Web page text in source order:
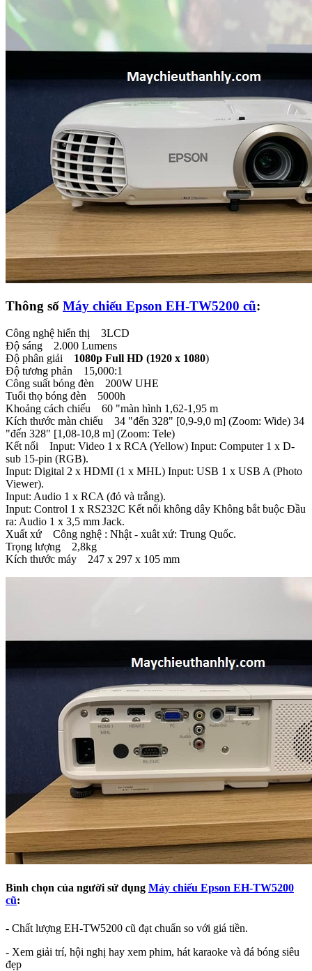
Thông số Máy chiếu Epson EH-TW5200 cũ:
Công nghệ hiển thị 3LCD
Độ sáng 2.000 Lumens
Độ phân giải 1080p Full HD (1920 x 1080)
Độ tương phản 15,000:1
Công suất bóng đèn 200W UHE
Tuổi thọ bóng đèn 5000h
Khoảng cách chiếu 60 "màn hình 1,62-1,95 m
Kích thước màn chiếu 34 "đến 328" [0,9-9,0 m] (Zoom: Wide) 34
"đến 328" [1,08-10,8 m] (Zoom: Tele)
Kết nối Input: Video 1 x RCA (Yellow) Input: Computer 1 x D-
sub 15-pin (RGB).
Input: Digital 2 x HDMI (1 x MHL) Input: USB 1 x USB A (Photo
Viewer).
Input: Audio 1 x RCA (đỏ và trắng).
Input: Control 1 x RS232C Kết nối không dây Không bắt buộc Đầu
ra: Audio 1 x 3,5 mm Jack.
Xuất xứ Công nghệ : Nhật - xuât xứ: Trung Quốc.
Trọng lượng 2,8kg
Kích thước máy 247 x 297 x 105 mm
Bình chọn của người sử dụng Máy chiếu Epson EH-TW5200
cũ:
- Chất lượng EH-TW5200 cũ đạt chuẩn so với giá tiền.
- Xem giải trí, hội nghị hay xem phim, hát karaoke và đá bóng siêu
đẹp